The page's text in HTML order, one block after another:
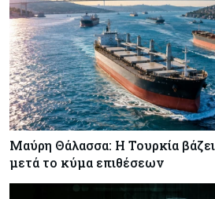
Μαύρη Θάλασσα: Η Τουρκία
μετά το κύμα επιθέσεων